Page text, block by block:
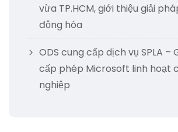
vừa TP.HCM, giới thiệu giải
động hóa
ODS cung cấp dịch vụ SPLA –
cấp phép Microsoft linh hoạt
nghiệp